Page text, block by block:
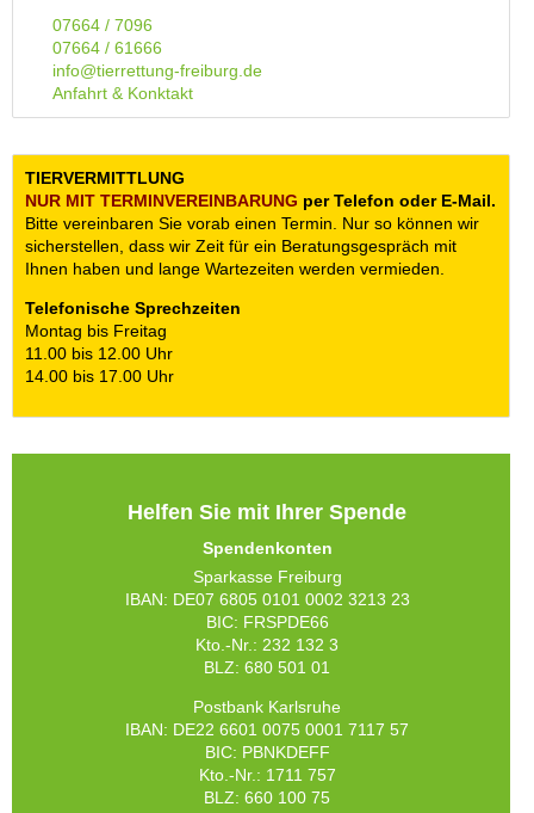
07664 / 7096
07664 / 61666
info@tierrettung-freiburg.de
Anfahrt & Konktakt
TIERVERMITTLUNG
NUR MIT TERMIN­VEREINBARUNG per Telefon oder E-Mail.
Bitte vereinbaren Sie vorab einen Termin. Nur so können wir
sicherstellen, dass wir Zeit für ein Beratungsgespräch mit
Ihnen haben und lange Wartezeiten werden vermieden.
Telefonische Sprechzeiten
Montag bis Freitag
11.00 bis 12.00 Uhr
14.00 bis 17.00 Uhr
Helfen Sie mit Ihrer Spende
Spendenkonten
Sparkasse Freiburg
IBAN: DE07 6805 0101 0002 3213 23
BIC: FRSPDE66
Kto.-Nr.: 232 132 3
BLZ: 680 501 01
Postbank Karlsruhe
IBAN: DE22 6601 0075 0001 7117 57
BIC: PBNKDEFF
Kto.-Nr.: 1711 757
BLZ: 660 100 75